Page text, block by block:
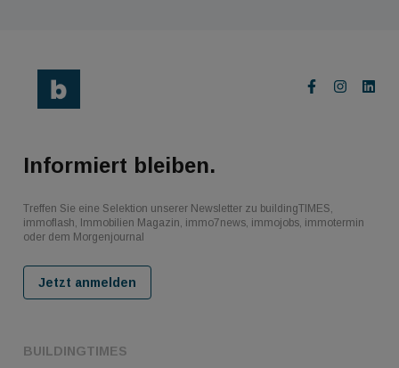
BUILDINGTIMES
Informiert bleiben.
Treffen Sie eine Selektion unserer Newsletter zu buildingTIMES,
immoflash, Immobilien Magazin, immo7news, immojobs, immotermin
oder dem Morgenjournal
Jetzt anmelden